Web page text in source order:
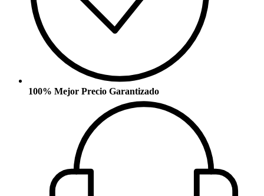
100% Mejor Precio Garantizado